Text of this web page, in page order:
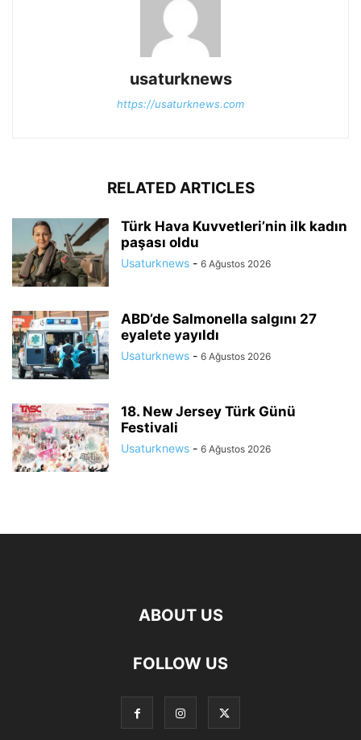
usaturknews
https://usaturknews.com
RELATED ARTICLES
Türk Hava Kuvvetleri’nin ilk kadın
paşası oldu
Usaturknews - 6 Ağustos 2026
ABD’de Salmonella salgını 27
eyalete yayıldı
Usaturknews - 6 Ağustos 2026
18. New Jersey Türk Günü
Festivali
Usaturknews - 6 Ağustos 2026
ABOUT US
FOLLOW US